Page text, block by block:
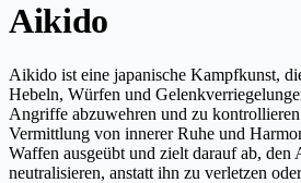
Aikido
Aikido ist eine japanische Kampfkunst,
Hebeln, Würfen und
Angriffe abzuwehren und zu
Vermittlung von innerer Ruhe und
Waffen ausgeübt und zielt darauf ab, den
neutralisieren, anstatt ihn zu verletzen